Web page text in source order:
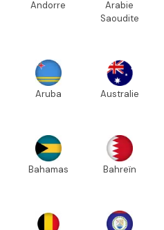
Andorre
Arabie
Saoudite
Aruba Australie
Bahamas Bahreïn